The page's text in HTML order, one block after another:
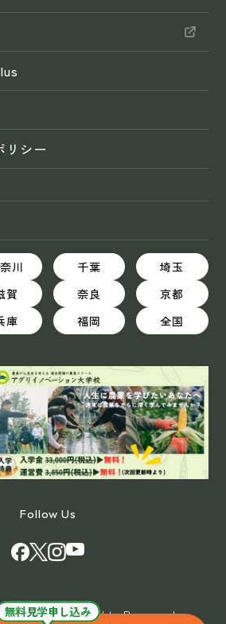
無料見学申し込み
リシー
川 千葉
埼玉
賀 奈良
京都
庫 福岡 全国
Follow Us
ファーム All Rights Reserved.